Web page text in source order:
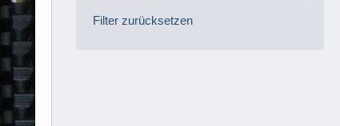
Filter zurücksetzen